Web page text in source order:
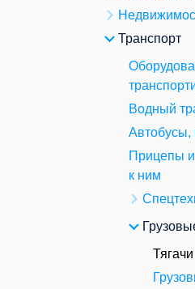
Транспорт
Водный
Автобусы,
Прицепы
к ним
Тягачи